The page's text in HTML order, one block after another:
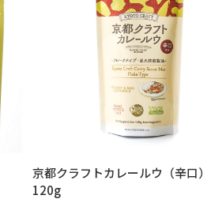
京都クラフトカレールウ（辛口）
120g